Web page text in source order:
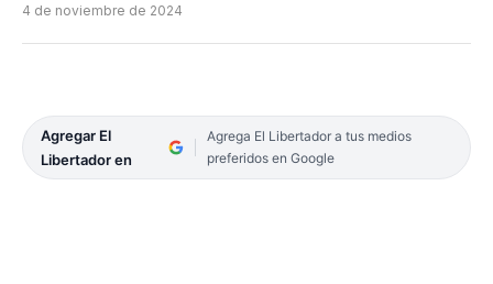
4 de noviembre de 2024
Agregar El
Libertador en
Agrega El Libertador a tus medios
preferidos en Google